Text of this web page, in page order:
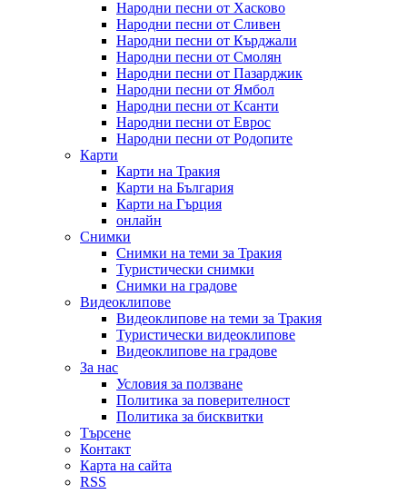
Народни песни от Хасково
Народни песни от Сливен
Народни песни от Кърджали
Народни песни от Смолян
Народни песни от Пазарджик
Народни песни от Ямбол
Народни песни от Ксанти
Народни песни от Еврос
Народни песни от Родопите
Карти
Карти на Тракия
Карти на България
Карти на Гърция
онлайн
Снимки
Снимки на теми за Тракия
Туристически снимки
Снимки на градове
Видеоклипове
Видеоклипове на теми за Тракия
Туристически видеоклипове
Видеоклипове на градове
За нас
Условия за ползване
Политика за поверителност
Политика за бисквитки
Търсене
Контакт
Карта на сайта
RSS